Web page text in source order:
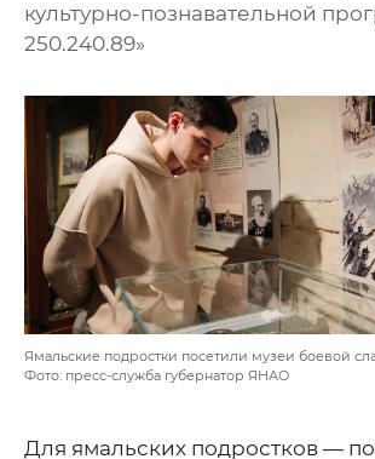
культурно-познавательной
250.240.89»
Ямальские подростки посетили музеи боевой
Фото: пресс-служба губернатор ЯНАО
Для ямальских подростков —